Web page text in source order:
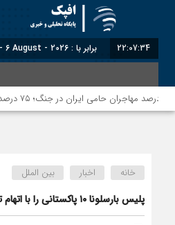
22:07:35 برابر با : Thursday - 6 August - 2026
خانه اخبار بین الملل
پلیس بارسلونا ۱۰ پاکستانی را با اتهام تروریستی بازداشت کرد